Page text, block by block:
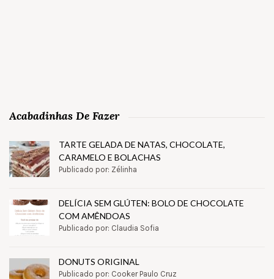
Acabadinhas De Fazer
TARTE GELADA DE NATAS, CHOCOLATE,
CARAMELO E BOLACHAS
Publicado por: Zélinha
DELÍCIA SEM GLÚTEN: BOLO DE CHOCOLATE
COM AMÊNDOAS
Publicado por: Claudia Sofia
DONUTS ORIGINAL
Publicado por: Cooker Paulo Cruz